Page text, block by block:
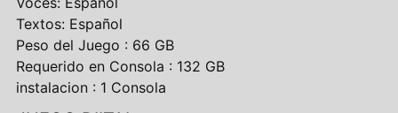
Textos: Español
Peso del Juego : 66 GB
Requerido en Consola : 132 GB
instalacion : 1 Consola